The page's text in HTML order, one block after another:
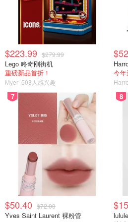
晒太阳的🦭
$223.99 $279.99
Lego 咚奇刚街机
重磅新品首折！
Myer 503人感兴趣
今
7
$50.40 $72.00
Yves Saint Laurent 裸粉管
8